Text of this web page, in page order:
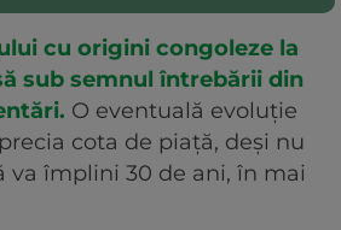
cu origini congoleze la
sub semnul întrebării din
O eventuală evoluție
cota de piață, deși nu
va împlini 30 de ani, în mai